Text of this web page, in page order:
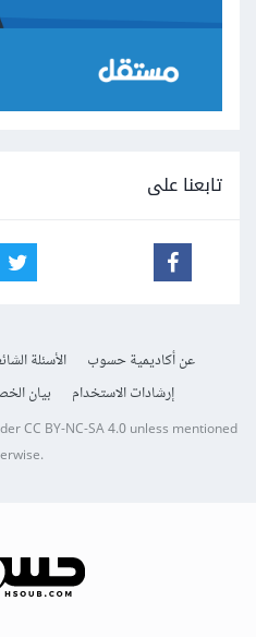
تابعنا على
عن أكاديمية حسوب الأسئلة
إرشادات الاستخدام
بيان
CC BY-NC-SA 4.0unless mentioned